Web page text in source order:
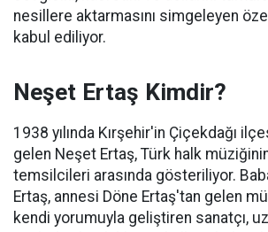
nesillere aktarmasını simgeleyen
kabul ediliyor.
Neşet Ertaş Kimdir?
1938 yılında Kırşehir'in Çiçekdağı
gelen Neşet Ertaş, Türk halk
temsilcileri arasında gösteriliyor.
Ertaş, annesi Döne Ertaş'tan gelen
kendi yorumuyla geliştiren sanatçı,